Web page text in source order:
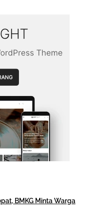
BMKG Minta Warga